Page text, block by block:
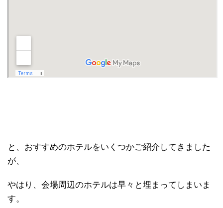
と、おすすめのホテルをいくつかご紹介してきました
が、
やはり、会場周辺のホテルは早々と埋まってしまいま
す。